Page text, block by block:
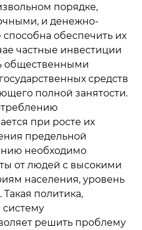
порядке,
и денежно-
обеспечить их
частные инвестиции
общественными
средств
полной занятости.
при росте их
предельной
необходимо
от людей с высокими
населения, уровень
политика,
решить проблему